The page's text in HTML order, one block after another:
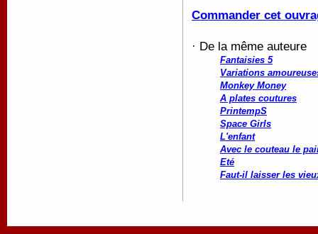
Commander cet
· De la même auteure
Fantaisies 5
Variations
Monkey Money
A plates coutures
PrintempS
Space Girls
L'enfant
Avec le couteau le
Eté
Faut-il laisser les